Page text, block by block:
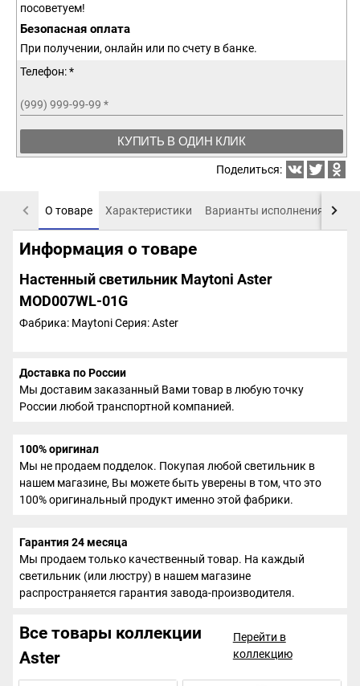
посоветуем!
Безопасная оплата
При получении, онлайн или по счету в банке.
Телефон: *
(999) 999-99-99 *
КУПИТЬ В ОДИН КЛИК
Поделиться:
О товаре Характеристики Варианты исполнения
Информация о товаре
Настенный светильник Maytoni Aster
MOD007WL-01G
Фабрика: MaytoniСерия: Aster
Доставка по России
Мы доставим заказанный Вами товар в любую точку
России любой транспортной компанией.
100% оригинал
Мы не продаем подделок. Покупая любой светильник в
нашем магазине, Вы можете быть уверены в том, что это
100% оригинальный продукт именно этой фабрики.
Гарантия 24 месяца
Мы продаем только качественный товар. На каждый
светильник (или люстру) в нашем магазине
распространяется гарантия завода-производителя.
Все товары коллекции
Aster
Перейти в
коллекцию